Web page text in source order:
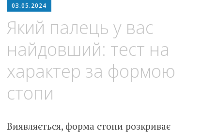
to
content
03.05.2024
Який палець у вас
найдовший: тест на
характер за формою
стопи
Виявляється, форма стопи розкриває